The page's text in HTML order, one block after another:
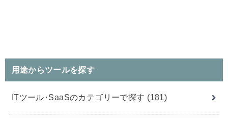
用途からツールを探す
ITツール･SaaSのカテゴリーで探す (181)